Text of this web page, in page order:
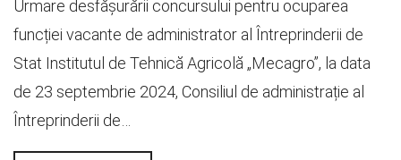
Urmare desfășurării concursului pentru ocuparea
funcției vacante de administrator al Întreprinderii de
Stat Institutul de Tehnică Agricolă „Mecagro”, la data
de 23 septembrie 2024, Consiliul de administrație al
Întreprinderii de…